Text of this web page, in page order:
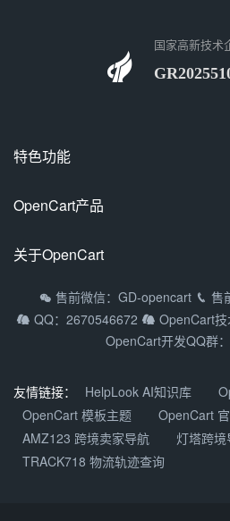
国家高新技术
特色功能
100%开源
多商家入驻
拼团/砍价/秒杀
支持9种主流语种
OpenCart产品
OpenCart国际专业版
OpenCart多商家系统
OpenCart移动APP
OpenCart微信小程序
关于OpenCart
OpenCart教程
常见问题
关于我们
加入我们
产品更新动态
 售前微信：GD-opencart  售
 QQ：2670546672  OpenCart
OpenCart开发QQ群
友情链接： HelpLook AI知识库
OpenCart 模板主题
OpenCart
AMZ123 跨境卖家导航
灯塔跨
TRACK718 物流轨迹查询